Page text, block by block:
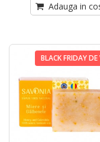
Adauga in
BLACK FRIDAY DE